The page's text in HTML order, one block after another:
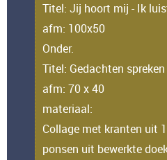
Titel: Jij hoort mij - Ik
afm: 100x50
Onder.
Titel: Gedachten
afm: 70 x 40
materiaal:
Collage met kranten uit
ponsen uit bewerkte